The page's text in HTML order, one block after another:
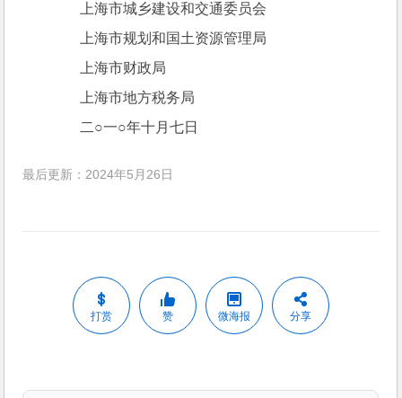
上海市城乡建设和交通委员会
上海市规划和国土资源管理局
上海市财政局
上海市地方税务局
二○一○年十月七日
最后更新：2024年5月26日
打赏 赞 微海报 分享